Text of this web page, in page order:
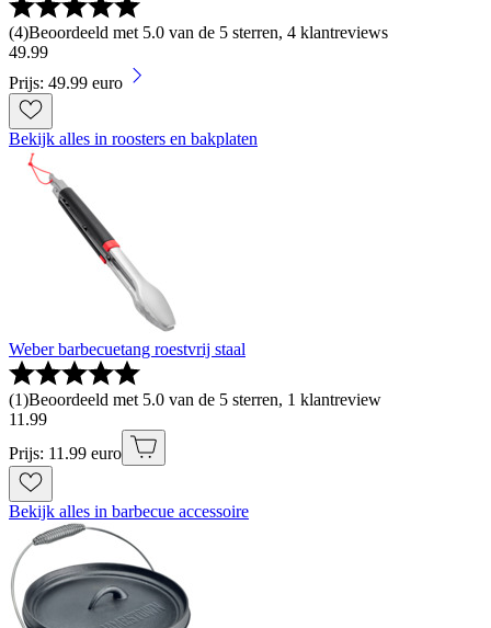
(4)Beoordeeld met 5.0 van de 5 sterren, 4 klantreviews
49.99
Prijs: 49.99 euro
Bekijk alles in roosters en bakplaten
Weber barbecuetang roestvrij staal
(1)Beoordeeld met 5.0 van de 5 sterren, 1 klantreview
11 .99
Prijs: 11.99 euro
Bekijk alles in barbecue accessoire